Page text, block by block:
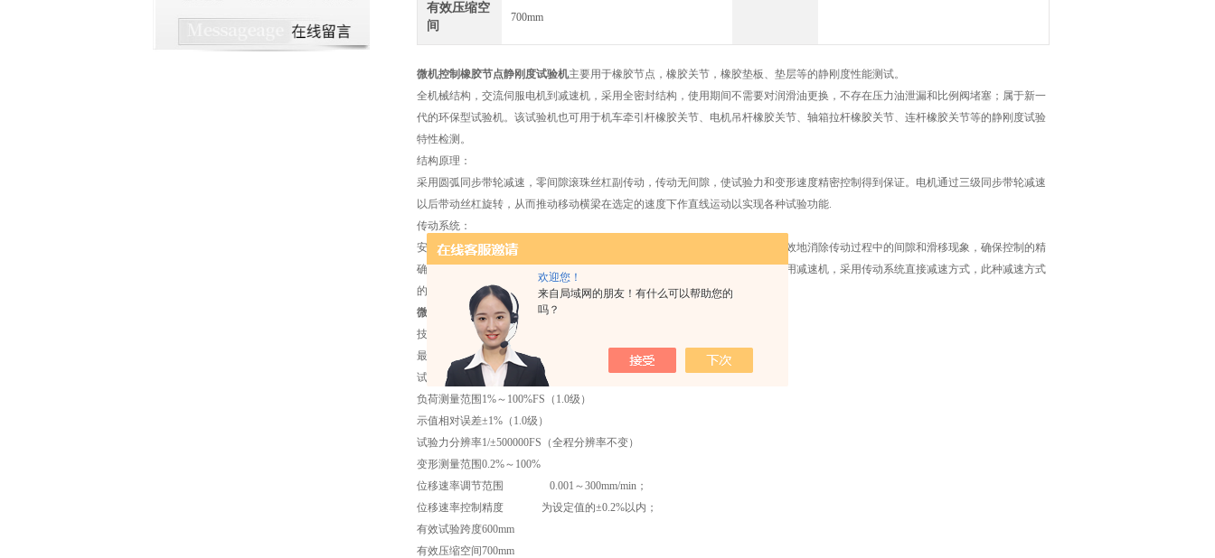
欢迎您！
来自局域网的朋友！有什么可以帮助您的
吗？
有效压缩空
间
700mm
微机控制橡胶节点静刚度试验机主要用于橡胶节点，橡胶关节，橡胶垫板、垫层等的静刚度性能测试。
全机械结构，交流伺服电机到减速机，采用全密封结构，使用期间不需要对润滑油更换，不存在压力油泄漏和比例阀堵塞；属于新一
代的环保型试验机。该试验机也可用于机车牵引杆橡胶关节、电机吊杆橡胶关节、轴箱拉杆橡胶关节、连杆橡胶关节等的静刚度试验
特性检测。
结构原理：
采用圆弧同步带轮减速，零间隙滚珠丝杠副传动，传动无间隙，使试验力和变形速度精密控制得到保证。电机通过三级同步带轮减速
以后带动丝杠旋转，从而推动移动横梁在选定的速度下作直线运动以实现各种试验功能.
传动系统：
安装于工作台下部，由同步齿形带及同步齿形带轮所组成，此种传动系统可有效地消除传动过程中的间隙和滑移现象，确保控制的精
确性。系统采用二级减速，由两根同步齿形带和五个同步带轮组成。本机不应用减速机，采用传动系统直接减速方式，此种减速方式
的优势有两点：一是低噪音，二是免维护。
微机控制
橡胶节点静刚度试验机
技术参数：
最大试验力300kN
试验机级别
1.0级
负荷测量范围 1%～100%FS（1.0级）
示值相对误差±1%（1.0级）
试验力分辨率1/±500000FS（全程分辨率不变）
变形测量范围0.2%～100%
位移速率调节范围
0.001～300mm/min；
位移速率控制精度为设定值的±0.2%以内；
有效试验跨度600mm
有效压缩空间700mm